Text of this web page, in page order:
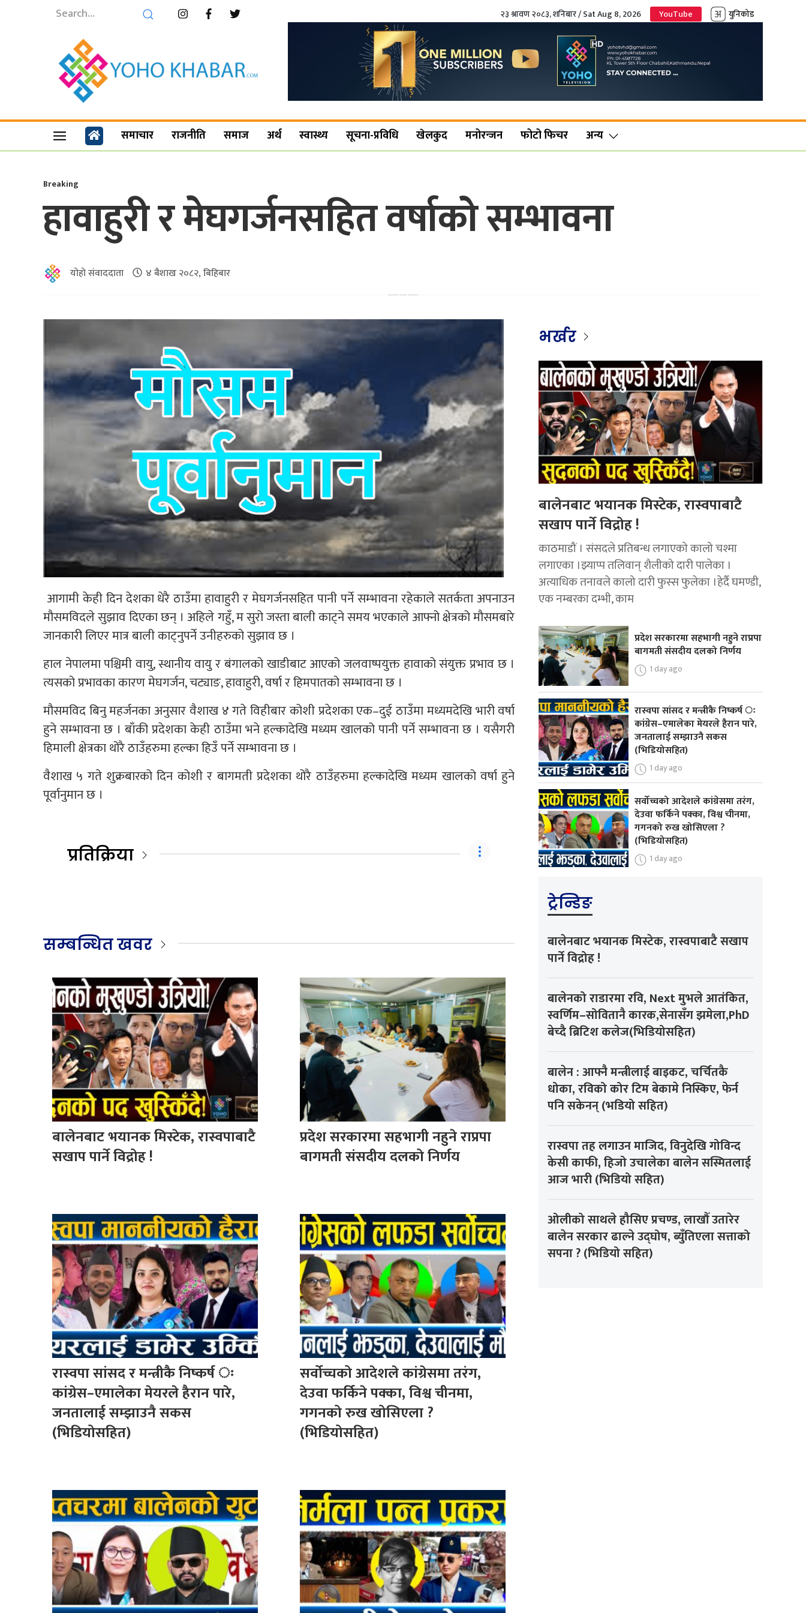
२३ श्रावण २०८३, शनिबार / Sat Aug 8, 2026 YouTube युनिकोड
समाचार राजनीति समाज अर्थ स्वास्थ्य सूचना-प्रविधि खेलकुद मनोरन्जन फोटो फिचर अन्य
Breaking
हावाहुरी र मेघगर्जनसहित वर्षाको सम्भावना
योहो संवाददाता ४ बैशाख २०८२, बिहिबार
आगामी केही दिन देशका धेरै ठाउँमा हावाहुरी र मेघगर्जनसहित पानी पर्ने सम्भावना रहेकाले सतर्कता अपनाउन
मौसमविदले सुझाव दिएका छन् । अहिले गहुँ, म सुरो जस्ता बाली काट्ने समय भएकाले आफ्नो क्षेत्रको मौसमबारे
जानकारी लिएर मात्र बाली काट्नुपर्ने उनीहरुको सुझाव छ ।
हाल नेपालमा पश्चिमी वायु, स्थानीय वायु र बंगालको खाडीबाट आएको जलवाष्पयुक्त हावाको संयुक्त प्रभाव छ ।
त्यसको प्रभावका कारण मेघगर्जन, चट्याङ, हावाहुरी, वर्षा र हिमपातको सम्भावना छ ।
मौसमविद बिनु महर्जनका अनुसार वैशाख ४ गते विहीबार कोशी प्रदेशका एक–दुई ठाउँमा मध्यमदेखि भारी वर्षा
हुने सम्भावना छ । बाँकी प्रदेशका केही ठाउँमा भने हल्कादेखि मध्यम खालको पानी पर्ने सम्भावना छ । यसैगरी
हिमाली क्षेत्रका थोरै ठाउँहरुमा हल्का हिउँ पर्ने सम्भावना छ ।
वैशाख ५ गते शुक्रबारको दिन कोशी र बागमती प्रदेशका थोरै ठाउँहरुमा हल्कादेखि मध्यम खालको वर्षा हुने
पूर्वानुमान छ ।
प्रतिक्रिया
सम्बन्धित खवर
बालेनबाट भयानक मिस्टेक, रास्वपाबाटै
सखाप पार्ने विद्रोह !
प्रदेश सरकारमा सहभागी नहुने राप्रपा
बागमती संसदीय दलको निर्णय
रास्वपा सांसद र मन्त्रीकै निष्कर्ष ः
कांग्रेस–एमालेका मेयरले हैरान पारे,
जनतालाई सम्झाउनै सकस
(भिडियोसहित)
सर्वोच्चको आदेशले कांग्रेसमा तरंग,
देउवा फर्किने पक्का, विश्व चीनमा,
गगनको रुख खोसिएला ?
(भिडियोसहित)
भर्खर
बालेनबाट भयानक मिस्टेक, रास्वपाबाटै
सखाप पार्ने विद्रोह !
काठमाडौं । संसदले प्रतिबन्ध लगाएको कालो चश्मा
लगाएका ।झ्याप्प तलिवान् शैलीको दारी पालेका ।
अत्याधिक तनावले कालो दारी फुस्स फुलेका ।हेर्दै घमण्डी,
एक नम्बरका दम्भी, काम
प्रदेश सरकारमा सहभागी नहुने राप्रपा
बागमती संसदीय दलको निर्णय
1 day ago
रास्वपा सांसद र मन्त्रीकै निष्कर्ष ः
कांग्रेस–एमालेका मेयरले हैरान पारे,
जनतालाई सम्झाउनै सकस
(भिडियोसहित)
1 day ago
सर्वोच्चको आदेशले कांग्रेसमा तरंग,
देउवा फर्किने पक्का, विश्व चीनमा,
गगनको रुख खोसिएला ?
(भिडियोसहित)
1 day ago
ट्रेन्डिङ
बालेनबाट भयानक मिस्टेक, रास्वपाबाटै सखाप
पार्ने विद्रोह !
बालेनको राडारमा रवि, Next मुभले आतंकित,
स्वर्णिम–सोवितानै कारक,सेनासँग झमेला,PhD
बेच्दै ब्रिटिश कलेज(भिडियोसहित)
बालेन : आफ्नै मन्त्रीलाई बाइकट, चर्चितकै
धोका, रविको कोर टिम बेकामे निस्किए, फेर्न
पनि सकेनन् (भडियो सहित)
रास्वपा तह लगाउन माजिद, विनुदेखि गोविन्द
केसी काफी, हिजो उचालेका बालेन सस्मितलाई
आज भारी (भिडियो सहित)
ओलीको साथले हौसिए प्रचण्ड, लाखौँ उतारेर
बालेन सरकार ढाल्ने उद्घोष, ब्युँतिएला सत्ताको
सपना ? (भिडियो सहित)